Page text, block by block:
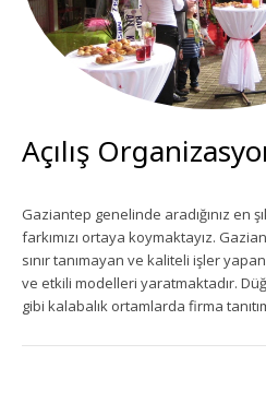
Açılış
Gaziantep genelinde aradığınız en
farkımızı ortaya koymaktayız.
sınır tanımayan ve kaliteli işler
ve etkili modelleri yaratmaktadır.
gibi kalabalık ortamlarda firma